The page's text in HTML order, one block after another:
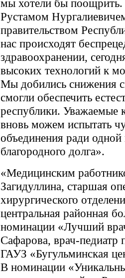
мы хотели бы
Рустамом
правительством
нас происходят
здравоохранении,
высоких технологий к
Мы добились снижения
смогли обеспечить
республики. Уважаемые
вновь можем испытать
объединения ради одной
благородного долга».
«Медицинским
Загидуллина, старшая
хирургического
центральная районная
номинации «Лучший
Сафарова, врач-педиатр
ГАУЗ «Бугульминская
В номинации